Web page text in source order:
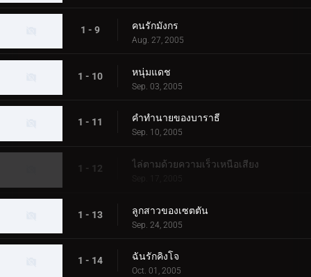
1 - 9 คนรักมังกร
Aug. 27, 2005
1 - 10 หนุ่มแดช
Sep. 03, 2005
1 - 11 คำทำนายของบาราธี
Sep. 10, 2005
1 - 12 ไล่ตามด้วยความเร็วเหนือเสียง
Sep. 17, 2005
1 - 13 ลูกสาวของเซตตัน
Sep. 24, 2005
1 - 14 ฉันรักคิงโจ
Oct. 01, 2005